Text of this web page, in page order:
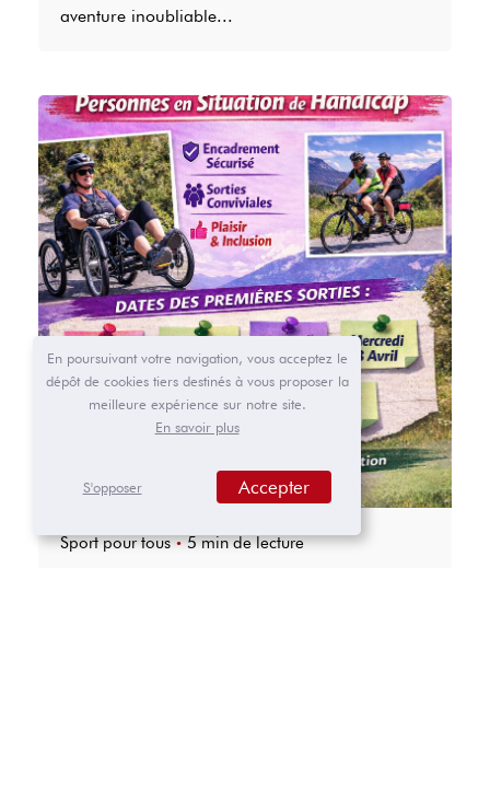
En poursuivant votre navigation, vous acceptez le
dépôt de cookies tiers destinés à vous proposer la
meilleure expérience sur notre site.
En savoir plus
S'opposer Accepter
aventure inoubliable...
Sport pour tous 5 min de lecture